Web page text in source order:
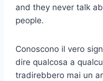
and they never talk
people.
Conoscono il vero
dire qualcosa a
tradirebbero mai un